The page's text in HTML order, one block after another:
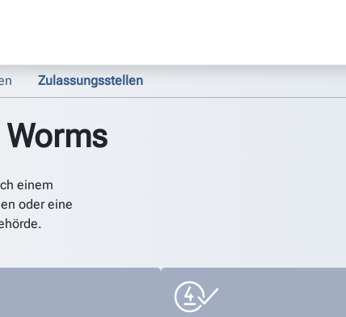
Zulassungsstellen
einem
oder eine